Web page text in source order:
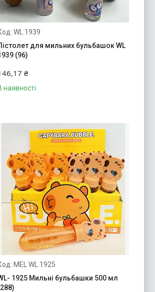
WL 1939
для мильних бульбашок WL
(96)
₴
наявності
MEL WL 1925
1925 Мильні бульбашки 500 мл